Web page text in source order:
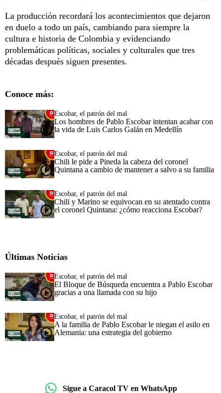
La producción recordará los acontecimientos que dejaron
en duelo a todo un país, cambiando para siempre la
cultura e historia de Colombia y evidenciando
problemáticas políticas, sociales y culturales que tres
décadas después siguen presentes.
Conoce más:
Escobar, el patrón del mal
Los hombres de Pablo Escobar intentan acabar con
la vida de Luis Carlos Galán en Medellín
Escobar, el patrón del mal
Chili le pide a Pineda la cabeza del coronel
Quintana a cambio de mantener a salvo a su familia
Escobar, el patrón del mal
Chili y Marino se equivocan en su atentado contra
el coronel Quintana: ¿cómo reacciona Escobar?
Últimas Noticias
Escobar, el patrón del mal
El Bloque de Búsqueda encuentra a Pablo Escobar
gracias a una llamada con su hijo
Escobar, el patrón del mal
A la familia de Pablo Escobar le niegan el asilo en
Alemania: una estrategia del gobierno
Sigue a Caracol TV en WhatsApp